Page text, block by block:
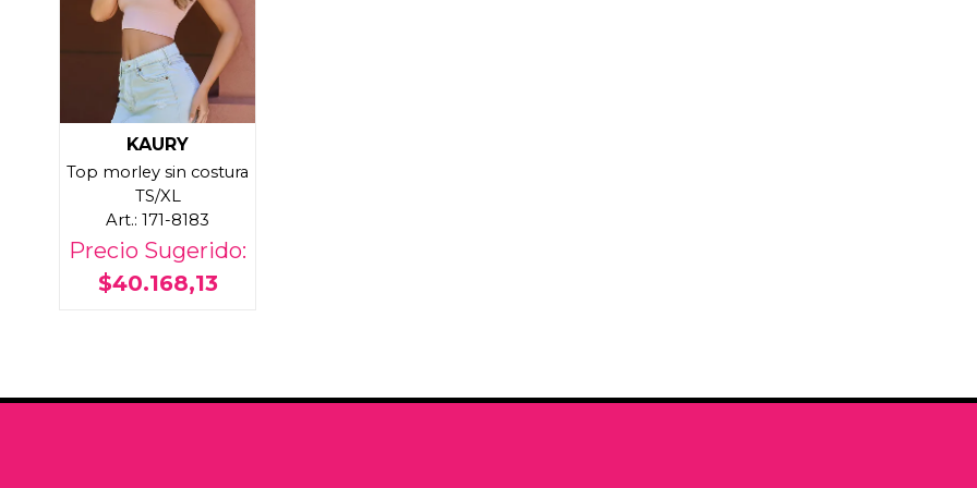
KAURY
Top morley sin costura
TS/XL
Art.: 171-8183
Precio Sugerido:
$40.168,13